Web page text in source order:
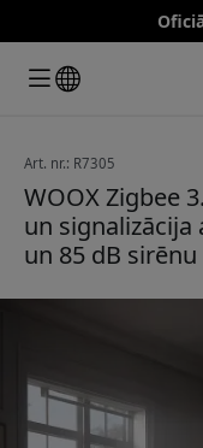
Art. nr.: R7305
WOOX Zigbee
un
un 85 dB